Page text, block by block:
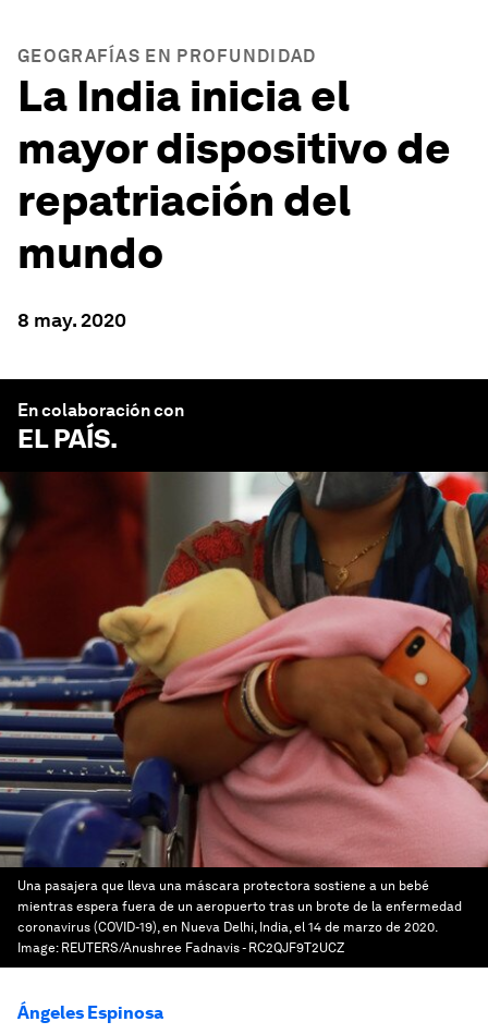
GEOGRAFÍAS EN PROFUNDIDAD
La India inicia el
mayor dispositivo de
repatriación del
mundo
8 may. 2020
En colaboración con
EL PAÍS.
Una pasajera que lleva una máscara protectora sostiene a un bebé
mientras espera fuera de un aeropuerto tras un brote de la enfermedad
coronavirus (COVID-19), en Nueva Delhi, India, el 14 de marzo de 2020.
Image: REUTERS/Anushree Fadnavis - RC2QJF9T2UCZ
Ángeles Espinosa